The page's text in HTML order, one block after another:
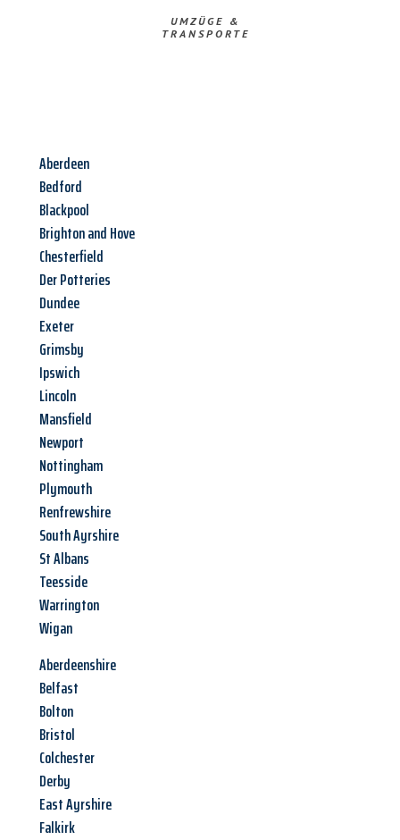
UMZÜGE &
TRANSPORTE
Aberdeen
Bedford
Blackpool
Brighton and Hove
Chesterfield
Der Potteries
Dundee
Exeter
Grimsby
Ipswich
Lincoln
Mansfield
Newport
Nottingham
Plymouth
Renfrewshire
South Ayrshire
St Albans
Teesside
Warrington
Wigan
Aberdeenshire
Belfast
Bolton
Bristol
Colchester
Derby
East Ayrshire
Falkirk